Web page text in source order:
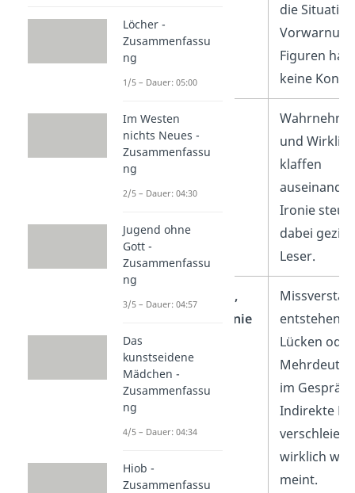
die
Figuren
keine
Schein vs. Sein
und
klaffen
Ironie
dabei
Leser.
Kommunikation,
Sprache und Ironie
entstehen
Lücken oder
im
Indirekte
wirklich was
meint.
Löcher -
Zusammenfassu
ng
1/5 – Dauer: 05:00
Im Westen
nichts Neues -
Zusammenfassu
ng
2/5 – Dauer: 04:30
Jugend ohne
Gott -
Zusammenfassu
ng
3/5 – Dauer: 04:57
Das
kunstseidene
Mädchen -
Zusammenfassu
ng
4/5 – Dauer: 04:34
Hiob -
Zusammenfassu